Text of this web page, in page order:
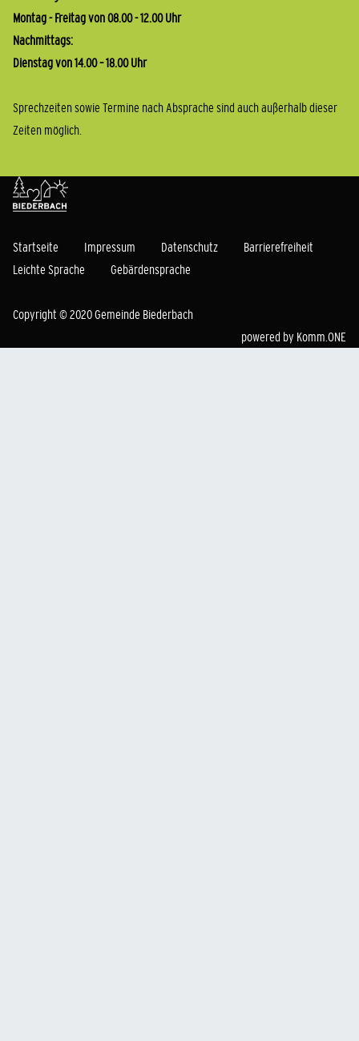
Montag - Freitag von 08.00 - 12.00 Uhr
Nachmittags:
Dienstag von 14.00 – 18.00 Uhr
Sprechzeiten sowie Termine nach Absprache sind auch außerhalb dieser
Zeiten möglich.
Startseite Impressum Datenschutz
Barrierefreiheit
Leichte Sprache
Gebärdensprache
Copyright © 2020 Gemeinde Biederbach
powered by Komm.ONE